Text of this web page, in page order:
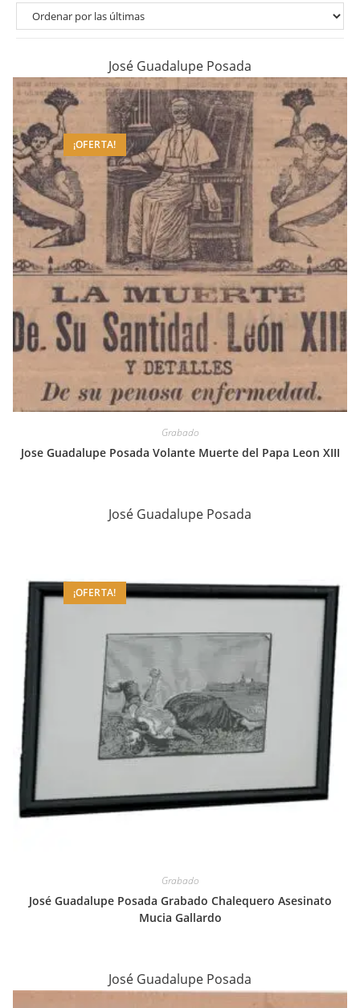
José Guadalupe Posada
¡OFERTA!
Grabado
Jose Guadalupe Posada Volante Muerte del Papa Leon XIII
José Guadalupe Posada
¡OFERTA!
Grabado
José Guadalupe Posada Grabado Chalequero Asesinato
Mucia Gallardo
José Guadalupe Posada